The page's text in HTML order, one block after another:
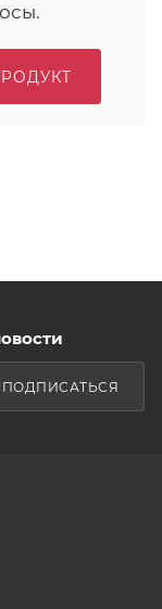
ПОДПИСАТЬСЯ